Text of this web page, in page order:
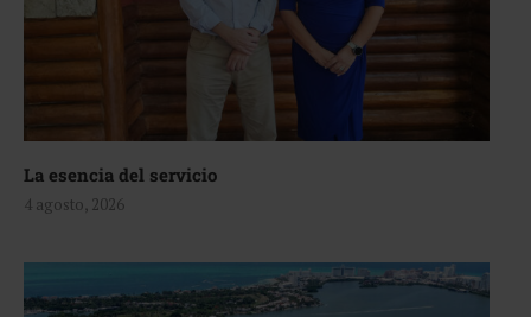
La esencia del servicio
4 agosto, 2026